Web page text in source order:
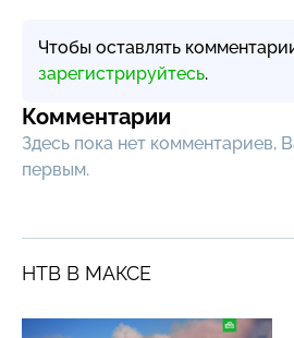
Чтобы оставлять
зарегистрируйтесь.
Комментарии
Здесь пока нет комментариев,
первым.
НТВ В МАКСЕ